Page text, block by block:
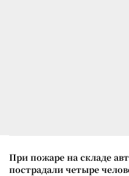
При пожаре на складе
пострадали четыре